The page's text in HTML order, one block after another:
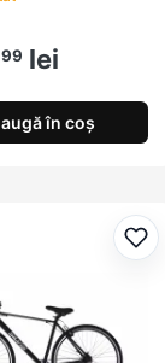
lei
în coș